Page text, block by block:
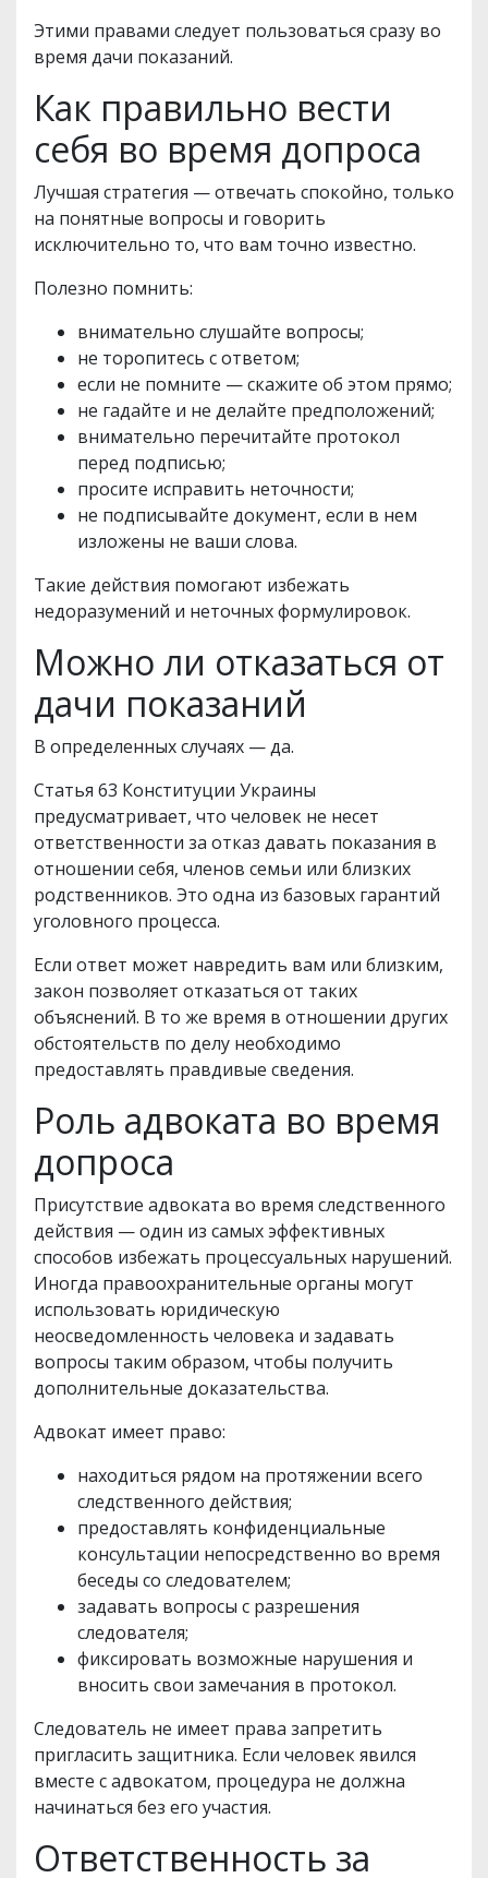
Этими правами следует пользоваться сразу во
время дачи показаний.
Как правильно вести
себя во время допроса
Лучшая стратегия — отвечать спокойно, только
на понятные вопросы и говорить
исключительно то, что вам точно известно.
Полезно помнить:
внимательно слушайте вопросы;
не торопитесь с ответом;
если не помните — скажите об этом прямо;
не гадайте и не делайте предположений;
внимательно перечитайте протокол
перед подписью;
просите исправить неточности;
не подписывайте документ, если в нем
изложены не ваши слова.
Такие действия помогают избежать
недоразумений и неточных формулировок.
Можно ли отказаться от
дачи показаний
В определенных случаях — да.
Статья 63 Конституции Украины
предусматривает, что человек не несет
ответственности за отказ давать показания в
отношении себя, членов семьи или близких
родственников. Это одна из базовых гарантий
уголовного процесса.
Если ответ может навредить вам или близким,
закон позволяет отказаться от таких
объяснений. В то же время в отношении других
обстоятельств по делу необходимо
предоставлять правдивые сведения.
Роль адвоката во время
допроса
Присутствие адвоката во время следственного
действия — один из самых эффективных
способов избежать процессуальных нарушений.
Иногда правоохранительные органы могут
использовать юридическую
неосведомленность человека и задавать
вопросы таким образом, чтобы получить
дополнительные доказательства.
Адвокат имеет право:
находиться рядом на протяжении всего
следственного действия;
предоставлять конфиденциальные
консультации непосредственно во время
беседы со следователем;
задавать вопросы с разрешения
следователя;
фиксировать возможные нарушения и
вносить свои замечания в протокол.
Следователь не имеет права запретить
пригласить защитника. Если человек явился
вместе с адвокатом, процедура не должна
начинаться без его участия.
Ответственность за